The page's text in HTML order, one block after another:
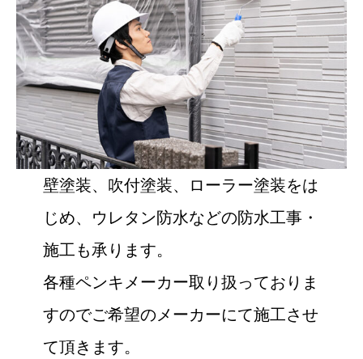
壁塗装、吹付塗装、ローラー塗装をは
じめ、ウレタン防水などの防水工事・
施工も承ります。
各種ペンキメーカー取り扱っておりま
すのでご希望のメーカーにて施工させ
て頂きます。